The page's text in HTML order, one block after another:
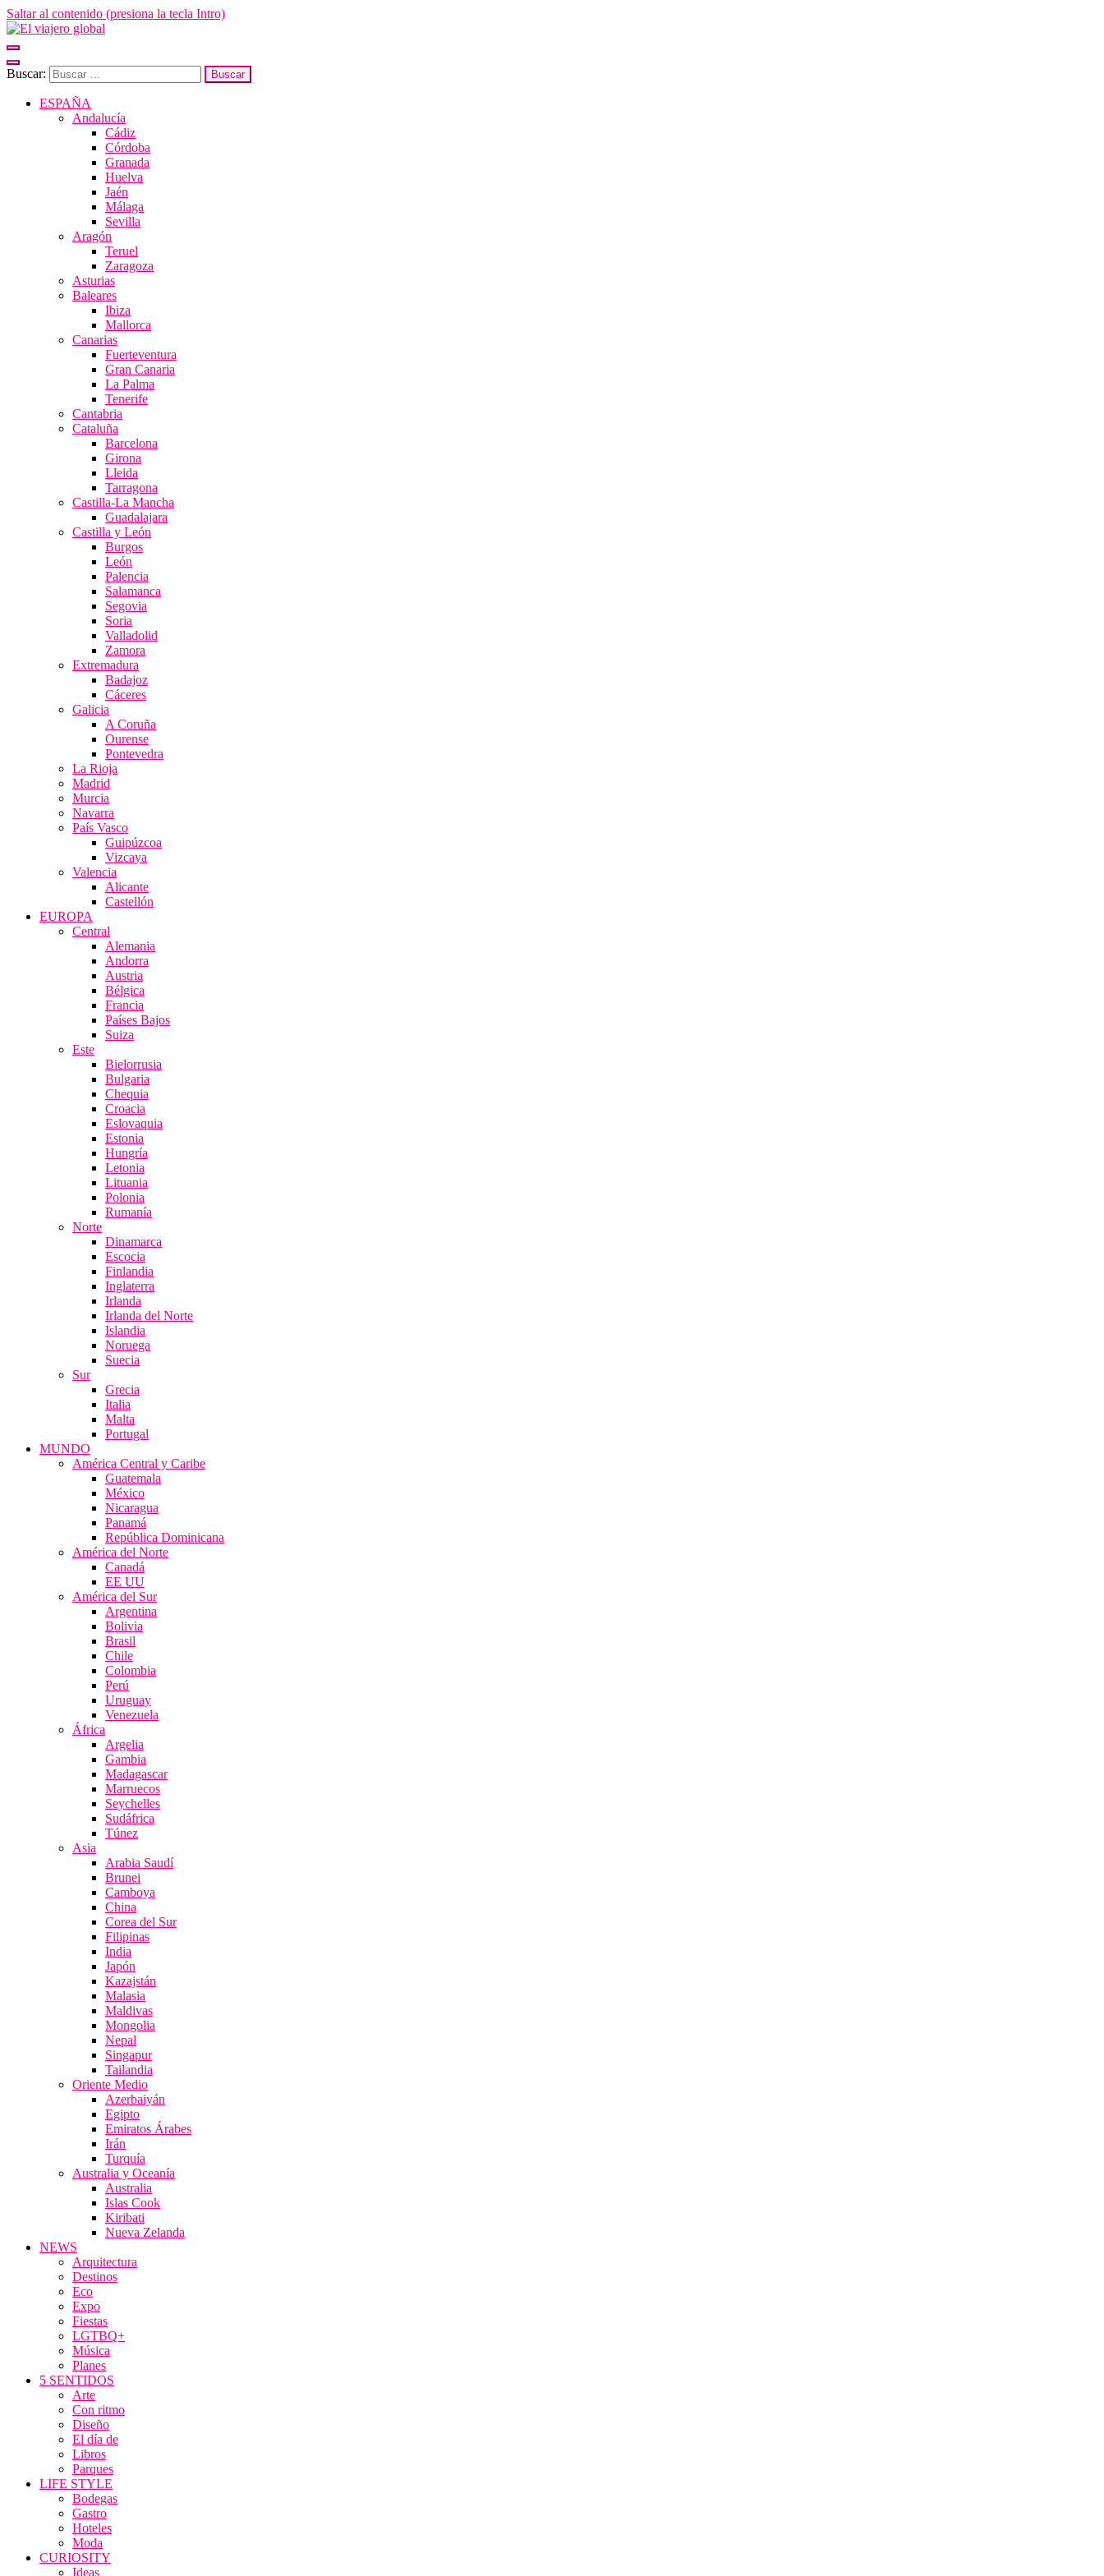
Saltar al contenido (presiona la tecla Intro)
Buscar:
ESPAÑA
Andalucía
Cádiz
Córdoba
Granada
Huelva
Jaén
Málaga
Sevilla
Aragón
Teruel
Zaragoza
Asturias
Baleares
Ibiza
Mallorca
Canarias
Fuerteventura
Gran Canaria
La Palma
Tenerife
Cantabria
Cataluña
Barcelona
Girona
Lleida
Tarragona
Castilla-La Mancha
Guadalajara
Castilla y León
Burgos
León
Palencia
Salamanca
Segovia
Soria
Valladolid
Zamora
Extremadura
Badajoz
Cáceres
Galicia
A Coruña
Ourense
Pontevedra
La Rioja
Madrid
Murcia
Navarra
País Vasco
Guipúzcoa
Vizcaya
Valencia
Alicante
Castellón
EUROPA
Central
Alemania
Andorra
Austria
Bélgica
Francia
Países Bajos
Suiza
Este
Bielorrusia
Bulgaria
Chequia
Croacia
Eslovaquia
Estonia
Hungría
Letonia
Lituania
Polonia
Rumanía
Norte
Dinamarca
Escocia
Finlandia
Inglaterra
Irlanda
Irlanda del Norte
Islandia
Noruega
Suecia
Sur
Grecia
Italia
Malta
Portugal
MUNDO
América Central y Caribe
Guatemala
México
Nicaragua
Panamá
República Dominicana
América del Norte
Canadá
EE UU
América del Sur
Argentina
Bolivia
Brasil
Chile
Colombia
Perú
Uruguay
Venezuela
África
Argelia
Gambia
Madagascar
Marruecos
Seychelles
Sudáfrica
Túnez
Asia
Arabia Saudí
Brunei
Camboya
China
Corea del Sur
Filipinas
India
Japón
Kazajstán
Malasia
Maldivas
Mongolia
Nepal
Singapur
Tailandia
Oriente Medio
Azerbaiyán
Egipto
Emiratos Árabes
Irán
Turquía
Australia y Oceanía
Australia
Islas Cook
Kiribati
Nueva Zelanda
NEWS
Arquitectura
Destinos
Eco
Expo
Fiestas
LGTBQ+
Música
Planes
5 SENTIDOS
Arte
Con ritmo
Diseño
El día de
Libros
Parques
LIFE STYLE
Bodegas
Gastro
Hoteles
Moda
CURIOSITY
Ideas